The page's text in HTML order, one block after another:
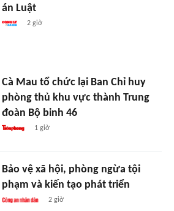
án Luật
2 giờ
Cà Mau tổ chức lại Ban Chỉ huy
phòng thủ khu vực thành Trung
đoàn Bộ binh 46
1 giờ
Bảo vệ xã hội, phòng ngừa tội
phạm và kiến tạo phát triển
2 giờ